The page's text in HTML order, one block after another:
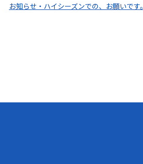
お知らせ・ハイシーズンでの、お願いです。